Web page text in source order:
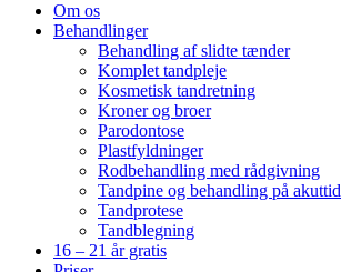
Om os
Behandlinger
Behandling af slidte tænder
Komplet tandpleje
Kosmetisk tandretning
Kroner og broer
Parodontose
Plastfyldninger
Rodbehandling med rådgivning
Tandpine og behandling på akuttid
Tandprotese
Tandblegning
16 – 21 år gratis